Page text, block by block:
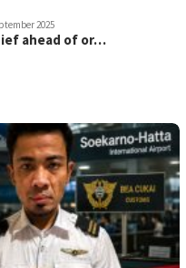
2025
ahead of or…